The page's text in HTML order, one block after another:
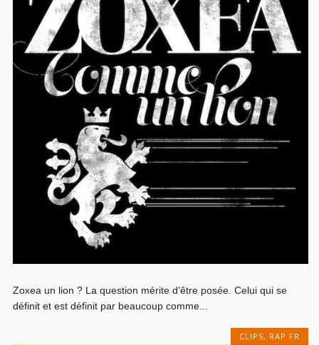
Zoxea un lion ? La question mérite d’être posée. Celui qui se
définit et est définit par beaucoup comme...
CLIPS, RAP FR